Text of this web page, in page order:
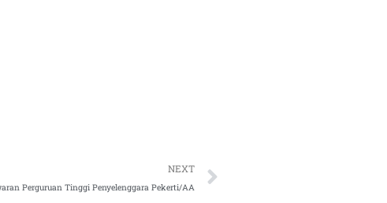
NEXT
Perguruan Tinggi Penyelenggara Pekerti/AA